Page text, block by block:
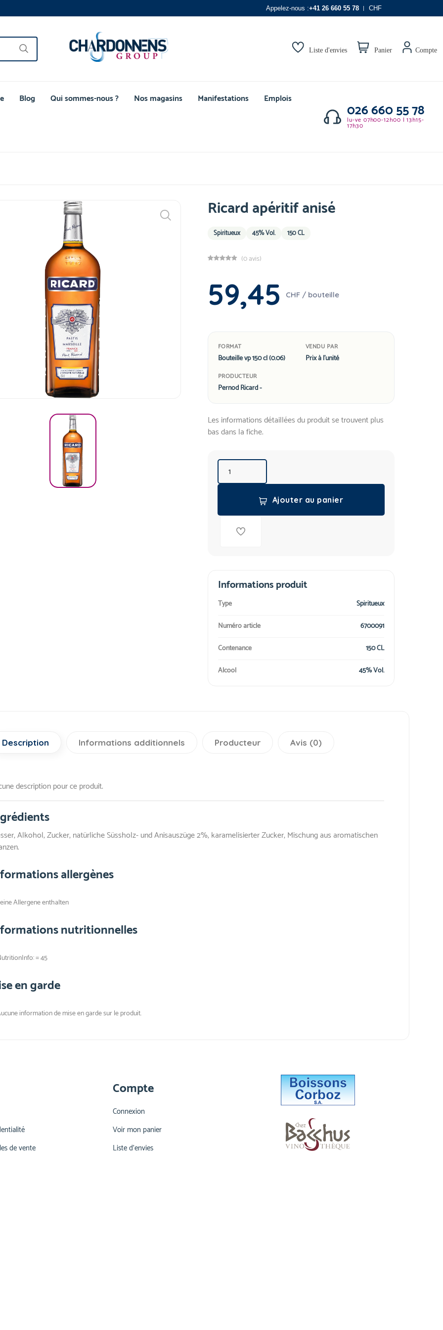
Appelez-nous :+41 26 660 55 78 CHF
Liste d'envies Panier Compte
Blog Qui sommes-nous ? Nos magasins Manifestations Emplois
026 660 55 78
lu-ve 07h00-12h00 | 13h15-
17h30
Ricard apéritif anisé
Spiritueux 45% Vol. 150 CL
(0 avis)
59,45 CHF / bouteille
FORMAT
Bouteille vp 150 cl (0.06)
VENDU PAR
Prix à l'unité
PRODUCTEUR
Pernod Ricard -
Les informations détaillées du produit se trouvent plus
bas dans la fiche.
Ajouter au panier
Informations produit
Type
Spiritueux
Numéro article
6700091
Contenance
150 CL
Alcool
45% Vol.
Description Informations additionnels Producteur Avis (0)
description pour ce produit.
Alkohol, Zucker, natürliche Süssholz- und Anisauszüge 2%, karamelisierter Zucker, Mischung aus aromatischen
allergènes
Allergene enthalten
nutritionnelles
= 45
en garde
information de mise en garde sur le produit.
de vente
Compte
Connexion
Voir mon panier
Liste d'envies